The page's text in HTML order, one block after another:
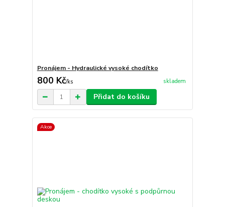
Pronájem - Hydraulické vysoké chodítko
800 Kč/ks skladem
Přidat do košíku
Akce